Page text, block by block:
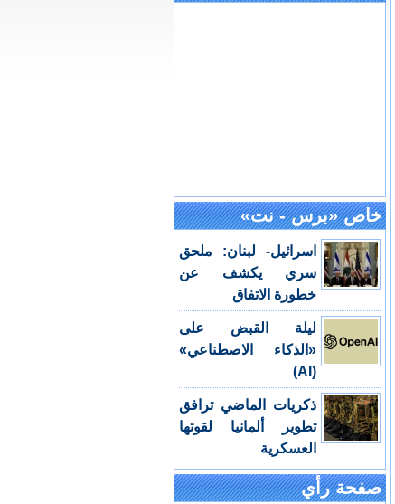
خاص «برس - نت»
اسرائيل- لبنان: ملحق
سري يكشف عن
خطورة الاتفاق
ليلة القبض على
«الذكاء الاصطناعي»
(AI)
ذكريات الماضي ترافق
تطوير ألمانيا لقوتها
العسكرية
صفحة رأي